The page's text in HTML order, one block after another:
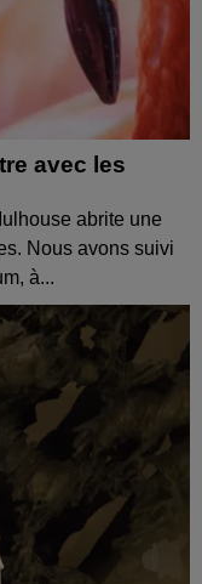
avec les
abrite une
Nous avons suivi
à...